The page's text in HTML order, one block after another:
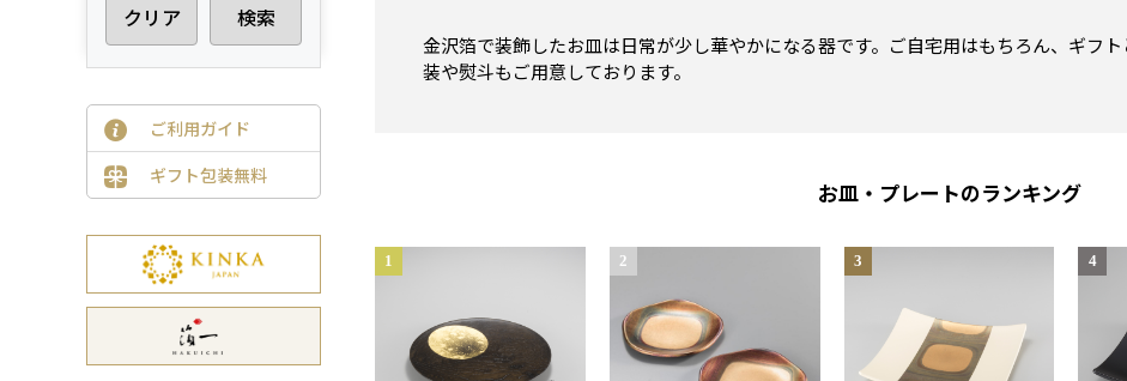
金沢箔で装飾したお皿は日常が少し華やかになる器です。ご自宅用はもちろん、ギフ
装や熨斗もご用意しております。
お皿・プレートのランキング
クリア 検索
ご利用ガイド
ギフト包装無料